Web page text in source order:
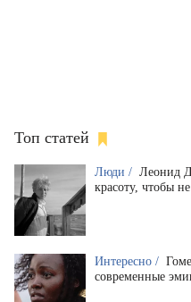
Топ статей
Люди / Леонид
красоту, чтобы
Интересно /
современные